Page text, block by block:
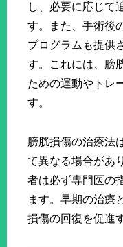
し、必要に応じて
す。また、手術後
プログラムも提供
す。これには、膀
ための運動やトレ
す。
膀胱損傷の治療法
て異なる場合があ
者は必ず専門医の
ます。早期の治療
損傷の回復を促進